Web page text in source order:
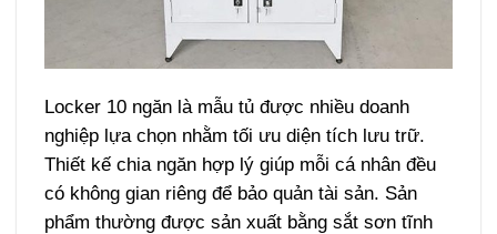
Locker 10 ngăn là mẫu tủ được nhiều doanh
nghiệp lựa chọn nhằm tối ưu diện tích lưu trữ.
Thiết kế chia ngăn hợp lý giúp mỗi cá nhân đều
có không gian riêng để bảo quản tài sản. Sản
phẩm thường được sản xuất bằng sắt sơn tĩnh